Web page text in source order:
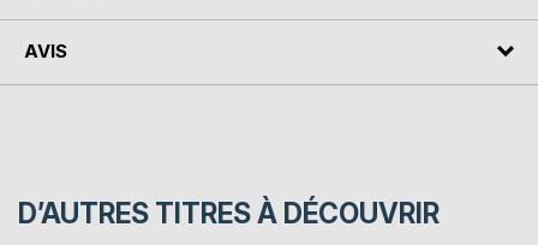
AVIS
D’AUTRES TITRES À DÉCOUVRIR